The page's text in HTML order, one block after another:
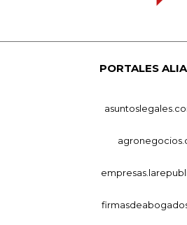
PORTALES